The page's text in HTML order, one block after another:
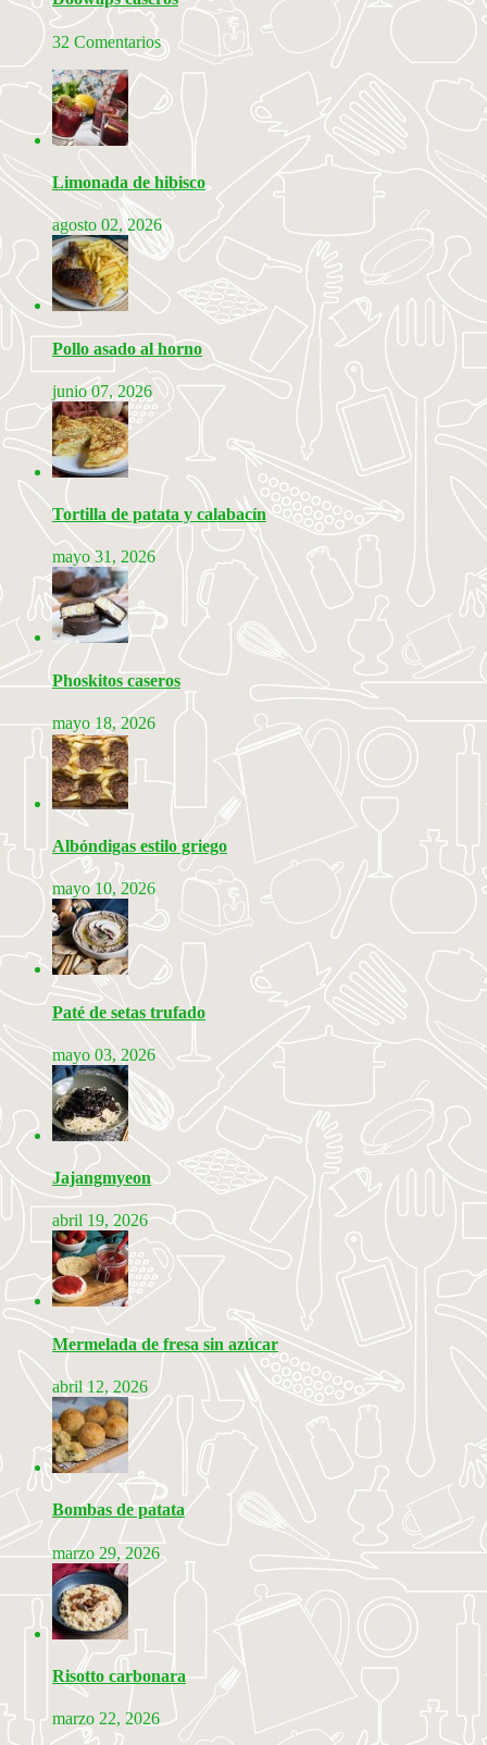
32 Comentarios
Limonada de hibisco
agosto 02, 2026
Pollo asado al horno
junio 07, 2026
Tortilla de patata y calabacín
mayo 31, 2026
Phoskitos caseros
mayo 18, 2026
Albóndigas estilo griego
mayo 10, 2026
Paté de setas trufado
mayo 03, 2026
Jajangmyeon
abril 19, 2026
Mermelada de fresa sin azúcar
abril 12, 2026
Bombas de patata
marzo 29, 2026
Risotto carbonara
marzo 22, 2026